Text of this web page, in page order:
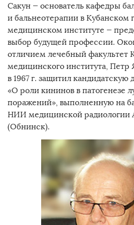
Сакун — основатель кафедры
и бальнеотерапии в Кубанском
медицинском институте —
выбор будущей профессии.
отличием лечебный факультет
медицинского института, Петр
в 1967 г. защитил
«О роли кининов в патогенезе
поражений», выполненную на
НИИ медицинской
(Обнинск).